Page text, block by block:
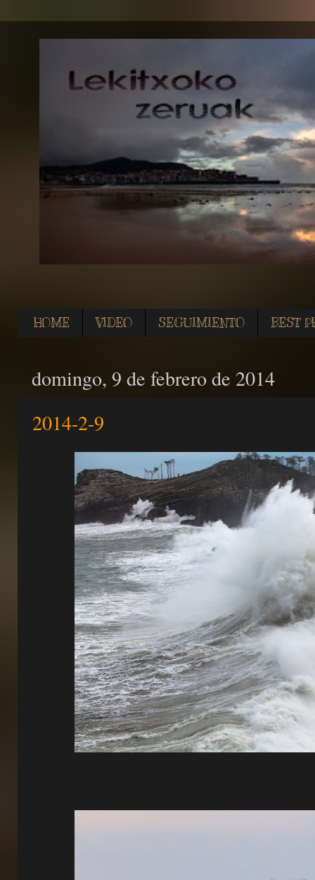
HOME VIDEO SEGUIMIENTO BEST
domingo, 9 de febrero de 2014
2014-2-9